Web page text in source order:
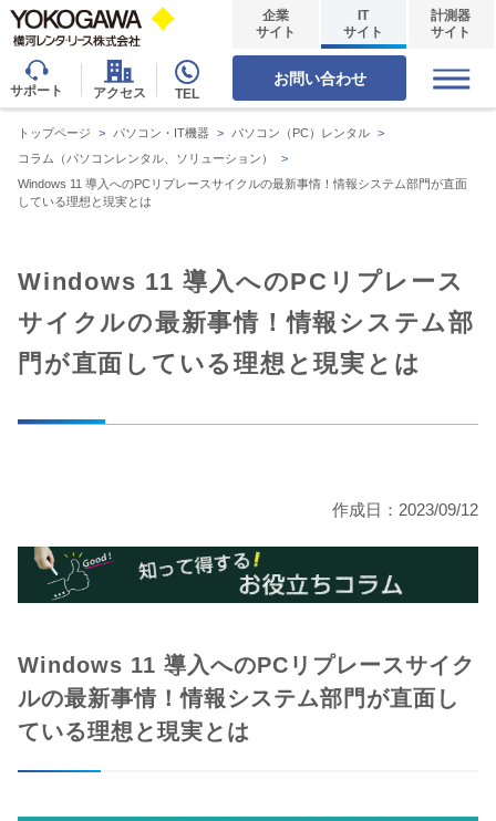
サポート アクセス TEL
企業
サイト
IT
サイト
計測器
サイト
お問い合わせ
トップページ > パソコン・IT機器 > パソコン（PC）レンタル >
コラム（パソコンレンタル、ソリューション）
>
Windows 11 導入へのPCリプレースサイクルの最新事情！情報システム部門が直面
している理想と現実とは
Windows 11 導入へのPCリプレース
サイクルの最新事情！情報システム部
門が直面している理想と現実とは
作成日：2023/09/12
Windows 11 導入へのPCリプレースサイク
ルの最新事情！情報システム部門が直面し
ている理想と現実とは